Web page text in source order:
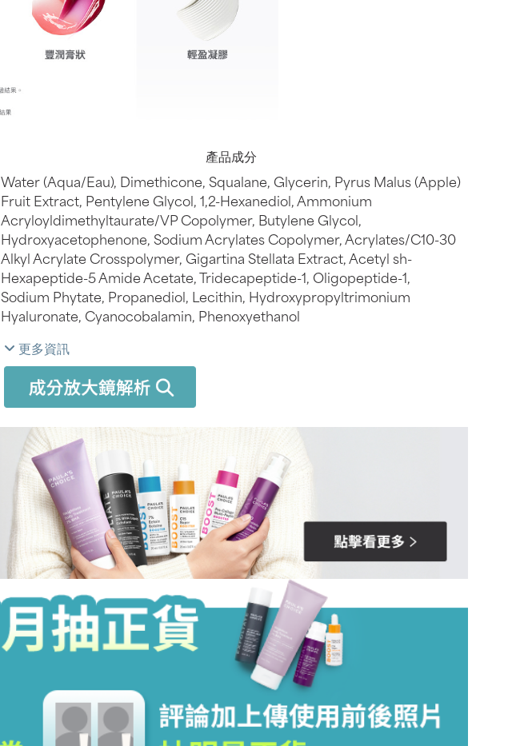
產品成分
Water (Aqua/Eau), Dimethicone, Squalane, Glycerin, Pyrus Malus (Apple)
Fruit Extract, Pentylene Glycol, 1,2-Hexanediol, Ammonium
Acryloyldimethyltaurate/VP Copolymer, Butylene Glycol,
Hydroxyacetophenone, Sodium Acrylates Copolymer, Acrylates/C10-30
Alkyl Acrylate Crosspolymer, Gigartina Stellata Extract, Acetyl sh-
Hexapeptide-5 Amide Acetate, Tridecapeptide-1, Oligopeptide-1,
Sodium Phytate, Propanediol, Lecithin, Hydroxypropyltrimonium
Hyaluronate, Cyanocobalamin, Phenoxyethanol
更多資訊